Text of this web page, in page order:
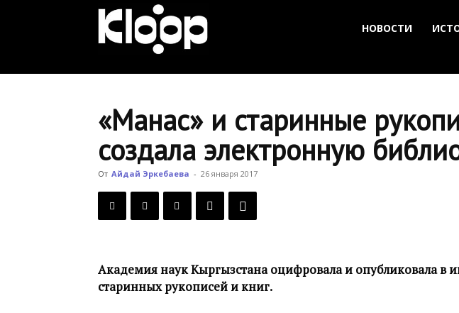
Новости
Кыргызстана
НОВОСТИ
«Манас» и старинные
создала электронную
От Айдай Эркебаева - 26 января 2017
Академия наук Кыргызстана оцифровала и опубликовала в
старинных рукописей и книг.